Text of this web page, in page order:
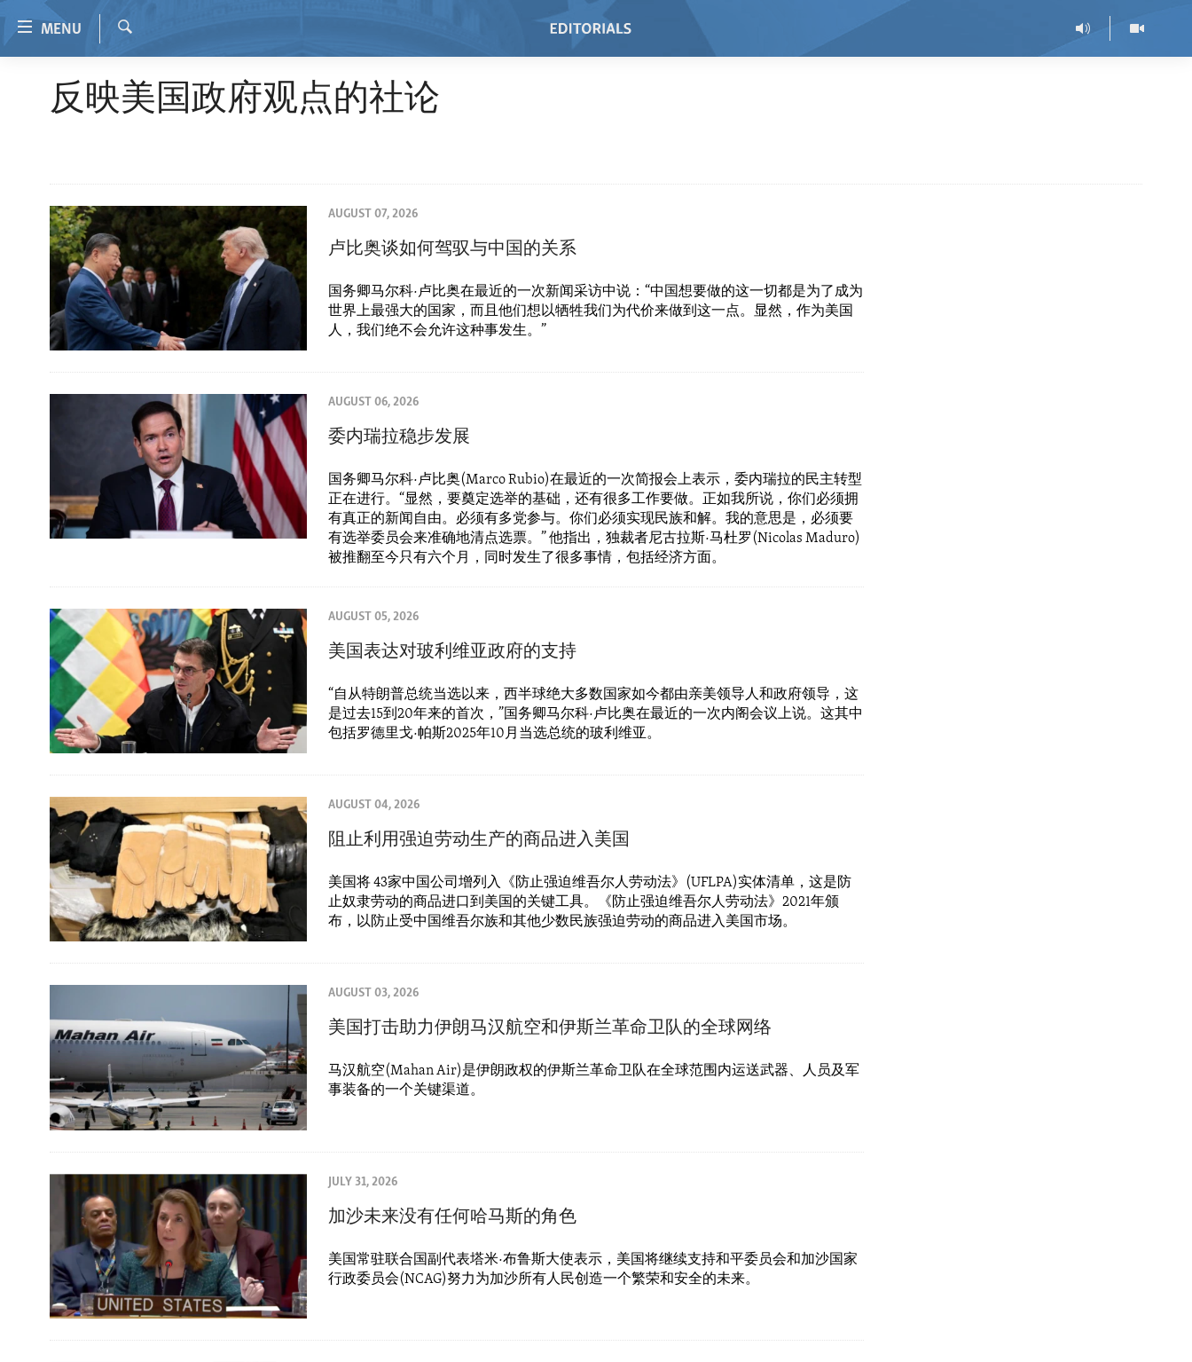
Accessibility
links
Navigation
MENU
VIDEO
AFRICA
AMERICAS
EUROPE
MIDDLE EAST
TOPICS
HUMAN RIGHTS
SECURITY AND DEFENSE
AID AND DEVELOPMENT
DEMOCRACY AND GOVERNANCE
ENVIRONMENT AND HEALTH
IDEALS AND INSTITUTIONS
ARCHIVE
ABOUT US
反映美国政府观点的社论
AUGUST 07, 2026
卢比奥谈如何驾驭与中国的关系
国务卿马尔科·卢比奥在最近的一次新闻采访中说：“中国想要做的这一切都是为了成为
世界上最强大的国家，而且他们想以牺牲我们为代价来做到这一点。显然，作为美国
人，我们绝不会允许这种事发生。”
AUGUST 06, 2026
委内瑞拉稳步发展
国务卿马尔科·卢比奥(Marco Rubio)在最近的一次简报会上表示，委内瑞拉的民主转型
正在进行。“显然，要奠定选举的基础，还有很多工作要做。正如我所说，你们必须拥
有真正的新闻自由。必须有多党参与。你们必须实现民族和解。我的意思是，必须要
有选举委员会来准确地清点选票。” 他指出，独裁者尼古拉斯·马杜罗(Nicolas Maduro)
被推翻至今只有六个月，同时发生了很多事情，包括经济方面。
AUGUST 05, 2026
美国表达对玻利维亚政府的支持
“自从特朗普总统当选以来，西半球绝大多数国家如今都由亲美领导人和政府领导，这
是过去15到20年来的首次，”国务卿马尔科·卢比奥在最近的一次内阁会议上说。这其中
包括罗德里戈·帕斯2025年10月当选总统的玻利维亚。
AUGUST 04, 2026
阻止利用强迫劳动生产的商品进入美国
美国将 43家中国公司增列入《防止强迫维吾尔人劳动法》(UFLPA)实体清单，这是防
止奴隶劳动的商品进口到美国的关键工具。《防止强迫维吾尔人劳动法》2021年颁
布，以防止受中国维吾尔族和其他少数民族强迫劳动的商品进入美国市场。
AUGUST 03, 2026
美国打击助力伊朗马汉航空和伊斯兰革命卫队的全球网络
马汉航空(Mahan Air)是伊朗政权的伊斯兰革命卫队在全球范围内运送武器、人员及军
事装备的一个关键渠道。
JULY 31, 2026
加沙未来没有任何哈马斯的角色
美国常驻联合国副代表塔米·布鲁斯大使表示，美国将继续支持和平委员会和加沙国家
行政委员会(NCAG)努力为加沙所有人民创造一个繁荣和安全的未来。